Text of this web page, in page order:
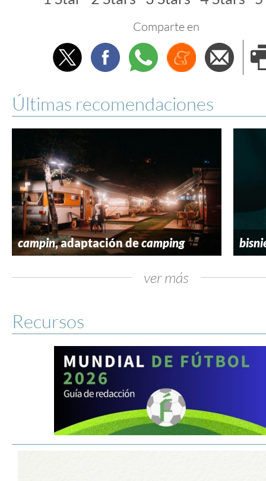
Comparte en
TwitterFacebookWhatsappMenéame
Últimas recomendaciones
campin, adaptación decamping
ver más
Recursos